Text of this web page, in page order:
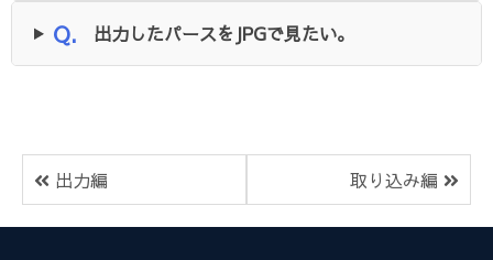
Q. 出力したパースをJPGで見たい。
出力編 取り込み編